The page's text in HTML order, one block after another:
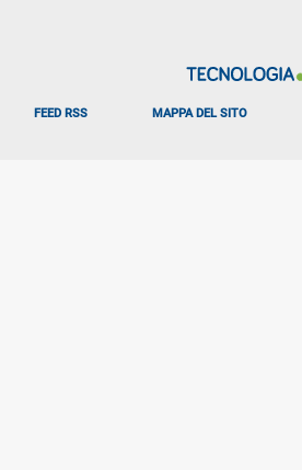
FEED RSS MAPPA DEL SITO